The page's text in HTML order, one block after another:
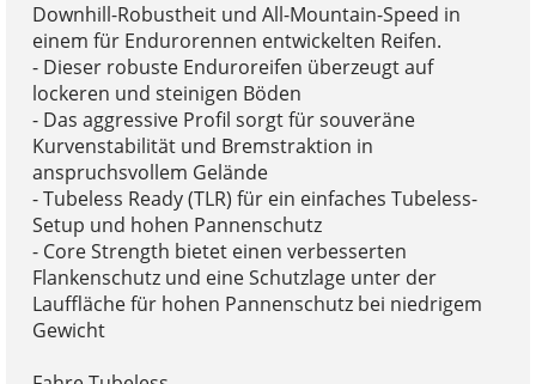
Downhill-Robustheit und All-Mountain-Speed in
einem für Endurorennen entwickelten Reifen.
- Dieser robuste Enduroreifen überzeugt auf
lockeren und steinigen Böden
- Das aggressive Profil sorgt für souveräne
Kurvenstabilität und Bremstraktion in
anspruchsvollem Gelände
- Tubeless Ready (TLR) für ein einfaches Tubeless-
Setup und hohen Pannenschutz
- Core Strength bietet einen verbesserten
Flankenschutz und eine Schutzlage unter der
Lauffläche für hohen Pannenschutz bei niedrigem
Gewicht